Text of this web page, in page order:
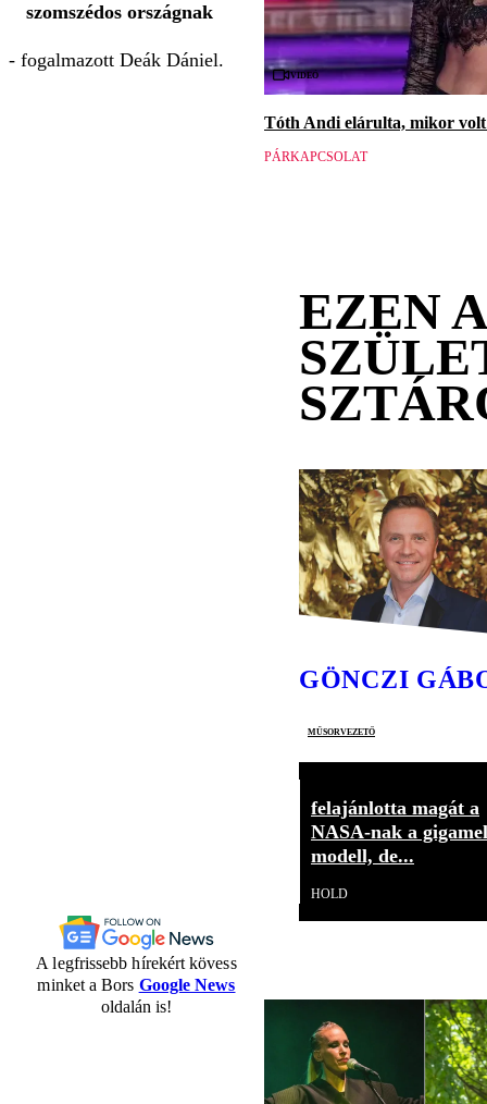
szomszédos országnak
- fogalmazott Deák Dániel.
A legfrissebb hírekért kövess
minket a Bors Google News
oldalán is!
Videó
Tóth Andi elárulta, mikor volt
PÁRKAPCSOLAT
EZEN
GÖNCZI
műsorvezető
felajánlotta magát a
NASA-nak a
modell, de...
HOLD